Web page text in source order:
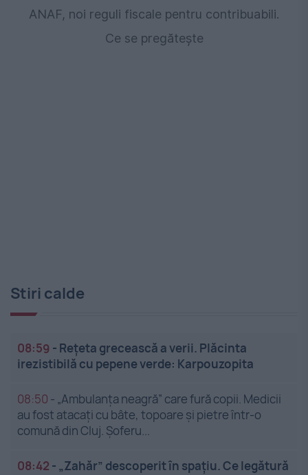
ANAF, noi reguli fiscale pentru contribuabili.
Ce se pregătește
Stiri calde
08:59 - Rețeta grecească a verii. Plăcinta
irezistibilă cu pepene verde: Karpouzopita
08:50 - „Ambulanța neagră” care fură copii. Medicii
au fost atacați cu bâte, topoare și pietre într-o
comună din Cluj. Șoferu...
08:42 - „Zahăr” descoperit în spațiu. Ce legătură